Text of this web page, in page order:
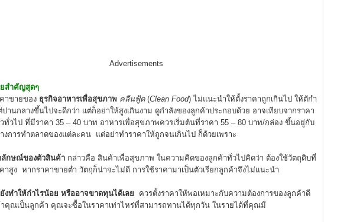
Advertisements
ยสำคัญสุดๆ
าขายของ ธุรกิจอาหารเพื่อสุขภาพ คลีนฟู้ด(Clean Food) ไม่แนะนำให้ตั้งราคาถูกเกินไป ให้ตักำ
านกลางขึ้นไปจะดีกว่า แต่ก็อย่าให้สูงเกินงาม ดูกำลังของลูกค้าประกอบด้วย อาจเทียบจากราคา
ทั่วไป ที่มีราคา 35 – 40 บาท อาหารเพื่อสุขภาพควรเริ่มต้นที่ราคา 55 – 80 บาท/กล่อง ขึ้นอยู่กับ
งการทำตลาดของแต่ละคน แต่อย่าทำราคาให้ถูกจนเกินไป ก็ด้วยเพราะ
ลักษณ์ของตัวสินค้า กล่าวคือ สินค้าเพื่อสุขภาพ ในความคิดของลูกค้าทั่วไปคิดว่า ต้องใช้วัตถุดิบที่
สูง หากราคาขายต่ำ วัตถุก็น่าจะไม่ดี การใช้ราคามาเป็นตัวเรียกลูกค้าจึงไม่แนะนำ
งทำให้กำไรน้อย หรืออาจขาดทุนได้เลย ควรตั้งราคาให้พอเหมาะกับความต้องการของลูกค้าดี
าคุณเป็นลูกค้า คุณจะซื้อในราคาเท่าไหร่ที่สามารถทานได้ทุกวัน ในรายได้ที่คุณมี